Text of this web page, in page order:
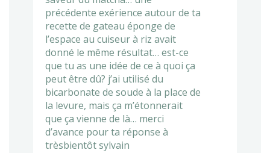
précédente exérience autour de ta
recette de gateau éponge de
l’espace au cuiseur à riz avait
donné le même résultat… est-ce
que tu as une idée de ce à quoi ça
peut être dû? j’ai utilisé du
bicarbonate de soude à la place de
la levure, mais ça m’étonnerait
que ça vienne de là… merci
d’avance pour ta réponse à
trèsbientôt sylvain